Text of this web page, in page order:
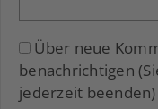
Über neue
benachrichtigen
jederzeit beenden)